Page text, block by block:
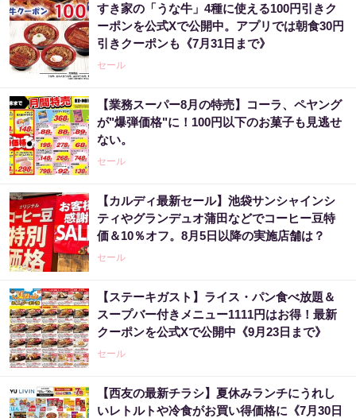
すき家の「うな牛」4種に使える100円引きク
ーポンを公式Xで公開中。アプリでは朝食30円
引きクーポンも《7月31日まで》
セール
【業務スーパー8月の特売】コーラ、ペヤング
が"爆弾価格"に！100円以下のお菓子も見逃せ
ない。
セール
【カルディ最新セール】池袋サンシャインシ
ティやグランデュオ蒲田などでコーヒー豆特
価＆10％オフ。8月5日以降の実施店舗は？
セール
【ステーキガスト】ライス・パン食べ放題＆
スープバー付きメニュー1111円はお得！最新
クーポンを公式Xで公開中《9月23日まで》
セール
【西友の最新チラシ】夏休みランチにうれし
いレトルトや冷食がお買い得価格に《7月30日